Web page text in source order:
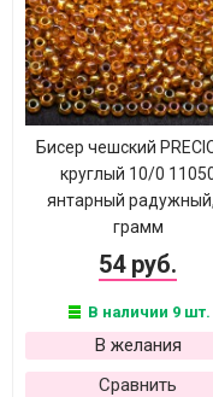
Бисер чешский
круглый 10/0
янтарный
грамм
54 руб.
В наличии 9 шт.
В желания
Сравнить